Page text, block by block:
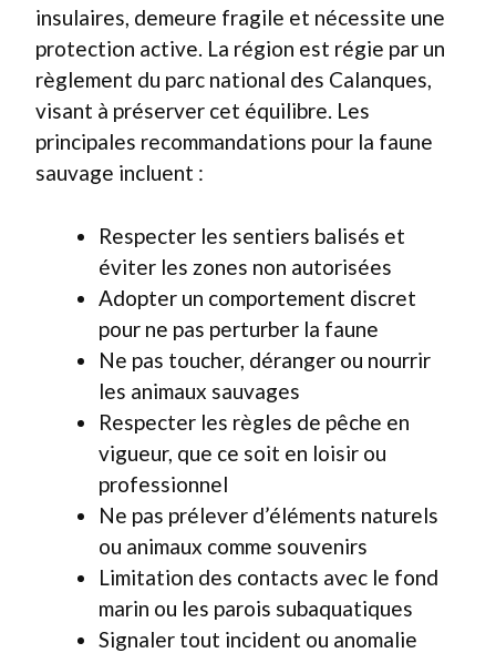
insulaires, demeure fragile et nécessite une
protection active. La région est régie par un
règlement du parc national des Calanques,
visant à préserver cet équilibre. Les
principales recommandations pour la faune
sauvage incluent :
Respecter les sentiers balisés et
éviter les zones non autorisées
Adopter un comportement discret
pour ne pas perturber la faune
Ne pas toucher, déranger ou nourrir
les animaux sauvages
Respecter les règles de pêche en
vigueur, que ce soit en loisir ou
professionnel
Ne pas prélever d’éléments naturels
ou animaux comme souvenirs
Limitation des contacts avec le fond
marin ou les parois subaquatiques
Signaler tout incident ou anomalie